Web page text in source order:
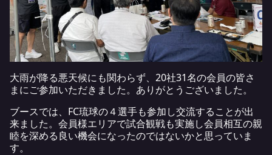
大雨が降る悪天候にも関わらず、20社31名の会員の皆さ
まにご参加いただきました。ありがとうございました。
ブースでは、FC琉球の４選手も参加し交流することが出
来ました。会員様エリアで試合観戦も実施し会員相互の親
睦を深める良い機会になったのではないかと思っていま
す。